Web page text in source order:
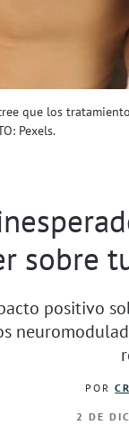
que los
Pexels.
sobre
positivo
POR
2 DE